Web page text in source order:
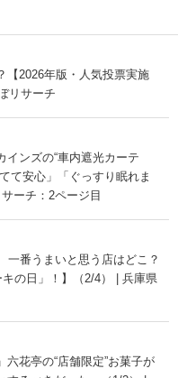
【2026年版・人気投票実施
リサーチ
ンズの“車内遮光カーテ
て安心」「ぐっすり眠れま
ーチ：2ページ目
番うまいと思う店はどこ？
キの日」！】（2/4） | 兵庫県
六花亭の“店舗限定”お菓子が